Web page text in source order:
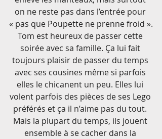
on ne reste pas dans l’entrée pour
« pas que Poupette ne prenne froid ».
Tom est heureux de passer cette
soirée avec sa famille. Ça lui fait
toujours plaisir de passer du temps
avec ses cousines même si parfois
elles le chicanent un peu. Elles lui
volent parfois des pièces de ses Lego
préférés et ça il n’aime pas du tout.
Mais la plupart du temps, ils jouent
ensemble à se cacher dans la